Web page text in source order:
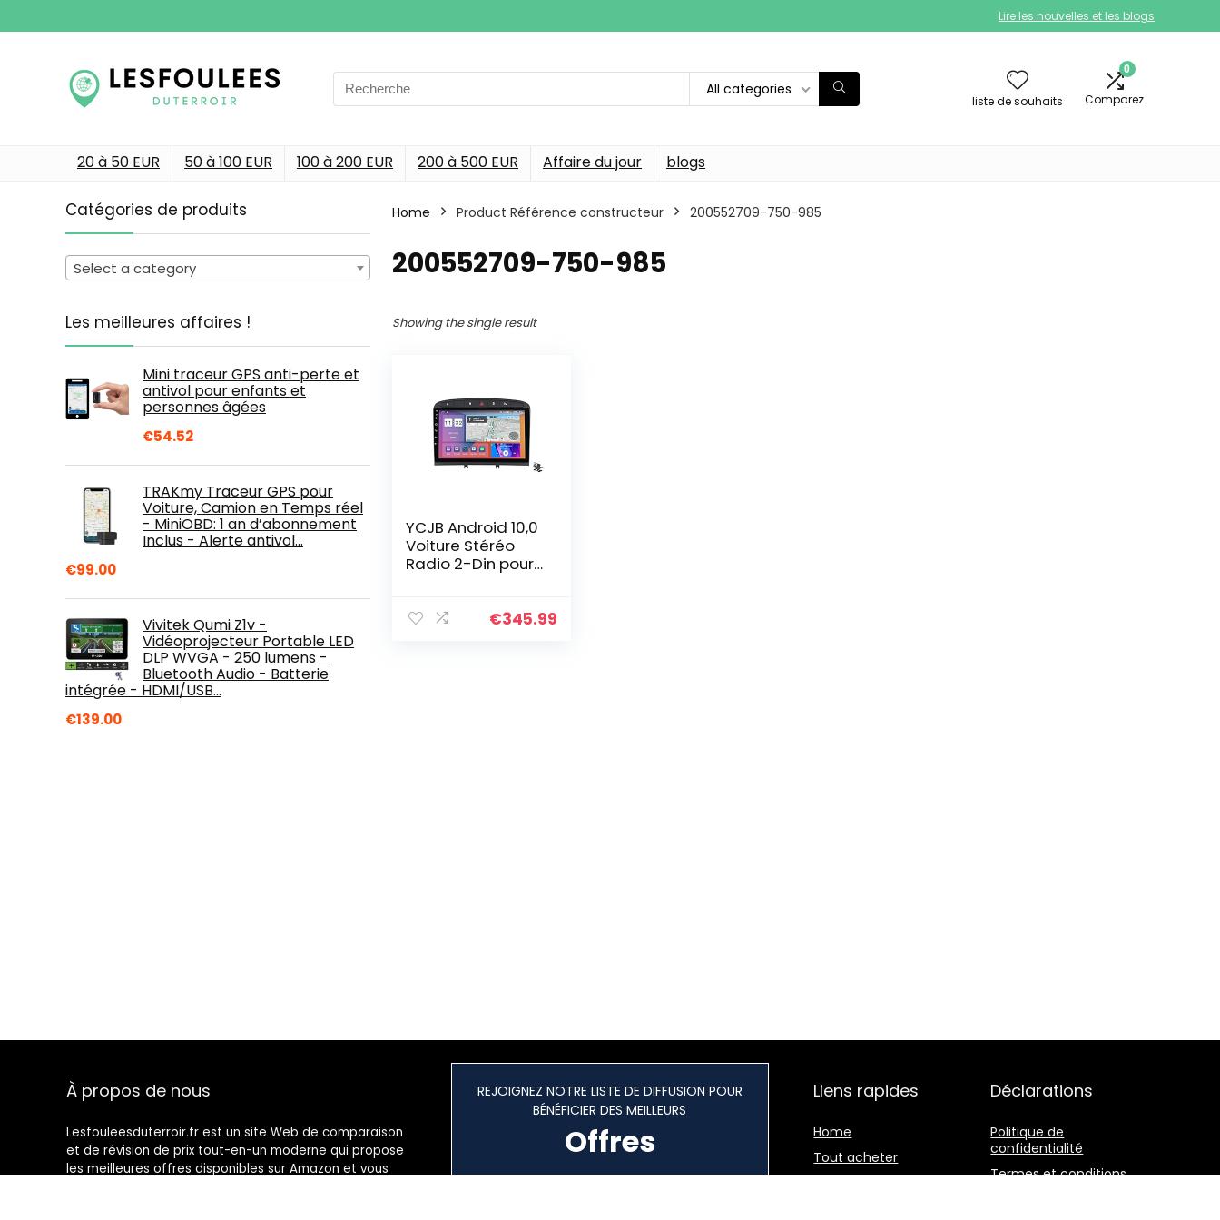
Lire les nouvelles et les blogs
Search
for:
All categories
liste de souhaits
0
Comparez
20 à 50 EUR 50 à 100 EUR 100 à 200 EUR 200 à 500 EUR Affaire du jour blogs
Catégories de produits
Select a category
Les meilleures affaires !
Mini traceur GPS anti-perte et
antivol pour enfants et
personnes âgées
€54.52
TRAKmy Traceur GPS pour
Voiture, Camion en Temps réel
- MiniOBD: 1 an d’abonnement
Inclus - Alerte antivol…
€99.00
Vivitek Qumi Z1v -
Vidéoprojecteur Portable LED
DLP WVGA - 250 lumens -
Bluetooth Audio - Batterie
intégrée - HDMI/USB…
€139.00
Home Product Référence constructeur ‎200552709-750-985
‎200552709-750-985
Showing the single result
YCJB Android 10,0
Voiture Stéréo
Radio 2-Din pour
2010-2016 Sat
€345.99
À propos de nous
Lesfouleesduterroir.fr est un site Web de comparaison
et de révision de prix tout-en-un moderne qui propose
les meilleures offres disponibles sur Amazon et vous
REJOIGNEZ NOTRE LISTE DE DIFFUSION POUR
BÉNÉFICIER DES MEILLEURS
Offres
Liens rapides
Home
Tout acheter
Déclarations
Politique de
confidentialité
Termes et conditions